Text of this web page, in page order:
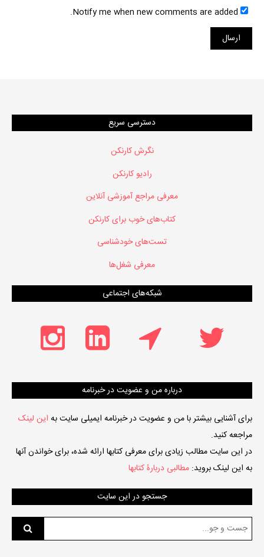
Notify me when new comments are added.
دسترسی سریع
نگرش کارنکن
رادیو کارنکن
معرفی مراجع آموزشی آنلاین
کتاب‌های خوب برای کارنکن
تست‌های خودشناسی
معرفی شغل‌ها
شبکه‌های اجتماعی
درباره من و عضویت در خبرنامه
برای آشنایی بیشتر با من و عضویت در خبرنامه ایمیلی سایت به این لینک
مراجعه کنید.
در این سایت مطالب زیادی برای معرفی کتابها ارائه شده، برای خواندن آنها
به این لینک بروید: مطالبی دربارۀ کتابها
جستجو در این سایت